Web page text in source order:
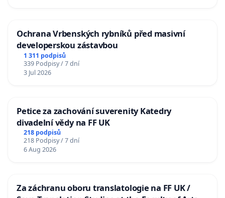
Ochrana Vrbenských rybníků před masivní
developerskou zástavbou
1 311 podpisů
339 Podpisy / 7 dní
3 Jul 2026
Petice za zachování suverenity Katedry
divadelní vědy na FF UK
218 podpisů
218 Podpisy / 7 dní
6 Aug 2026
Za záchranu oboru translatologie na FF UK /